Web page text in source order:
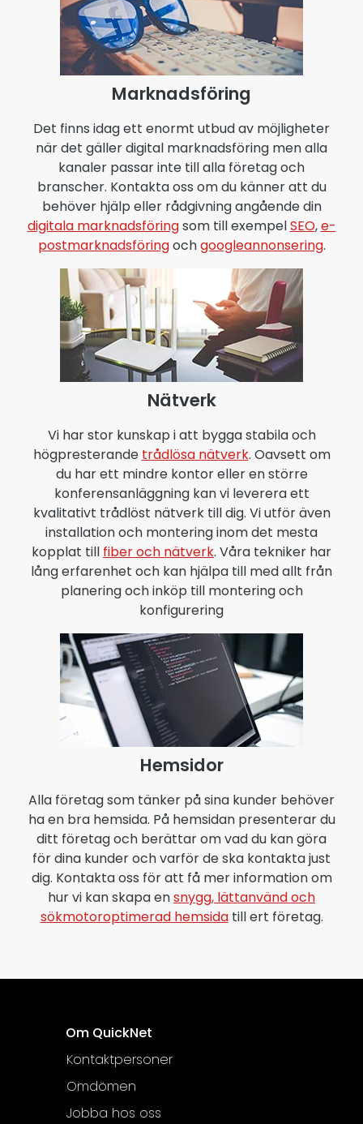
Marknadsföring
Det finns idag ett enormt utbud av möjligheter
när det gäller digital marknadsföring men alla
kanaler passar inte till alla företag och
branscher. Kontakta oss om du känner att du
behöver hjälp eller rådgivning angående din
digitala marknadsföringsom till exempelSEO,e-
postmarknadsföringochgoogleannonsering.
Nätverk
Vi har stor kunskap i att bygga stabila och
högpresterande trådlösa nätverk. Oavsett om
du har ett mindre kontor eller en större
konferensanläggning kan vi leverera ett
kvalitativt trådlöst nätverk till dig. Vi utför även
installation och montering inom det mesta
kopplat till fiber och nätverk. Våra tekniker har
lång erfarenhet och kan hjälpa till med allt från
planering och inköp till montering och
konfigurering
Hemsidor
Alla företag som tänker på sina kunder behöver
ha en bra hemsida. På hemsidan presenterar du
ditt företag och berättar om vad du kan göra
för dina kunder och varför de ska kontakta just
dig. Kontakta oss för att få mer information om
hur vi kan skapa ensnygg, lättanvänd och
sökmotoroptimerad hemsidatill ert företag.
Om QuickNet
Kontaktpersoner
Omdömen
Jobba hos oss